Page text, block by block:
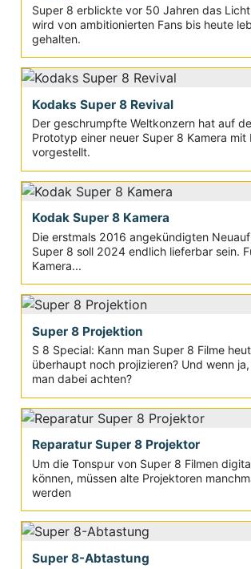
Super 8 erblickte vor 50 Jahren das
wird von ambitionierten Fans bis heute
gehalten.
Kodaks Super 8 Revival
Der geschrumpfte Weltkonzern hat auf
Prototyp einer neuer Super 8 Kamera mit
vorgestellt.
Kodak Super 8 Kamera
Die erstmals 2016 angekündigten
Super 8 soll 2024 endlich lieferbar sein.
Kamera...
Super 8 Projektion
S 8 Special: Kann man Super 8 Filme
überhaupt noch projizieren? Und wenn
man dabei achten?
Reparatur Super 8 Projektor
Um die Tonspur von Super 8 Filmen
können, müssen alte Projektoren
werden
Super 8-Abtastung